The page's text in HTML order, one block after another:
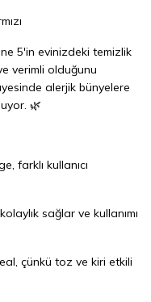
5'in evinizdeki temizlik
verimli olduğunu
alerjik bünyelere
🌿
farklı kullanıcı
sağlar ve kullanımı
çünkü toz ve kiri etkili